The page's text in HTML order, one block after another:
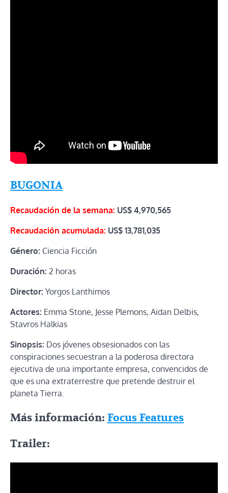
BUGONIA
Recaudación de la semana: US$ 4,970,565
Recaudación acumulada: US$ 13,781,035
Género: Ciencia Ficción
Duración: 2 horas
Director: Yorgos Lanthimos
Actores: Emma Stone, Jesse Plemons, Aidan Delbis,
Stavros Halkias
Sinopsis: Dos jóvenes obsesionados con las
conspiraciones secuestran a la poderosa directora
ejecutiva de una importante empresa, convencidos de
que es una extraterrestre que pretende destruir el
planeta Tierra.
Más información: Focus Features
Trailer: